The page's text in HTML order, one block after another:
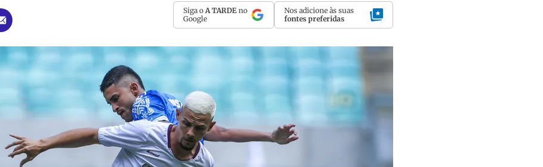
Siga o A TARDE no
Google
Nos adicione às suas
fontes preferidas